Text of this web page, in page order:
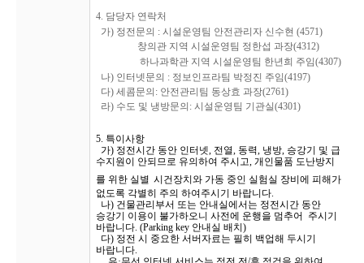
4. 담당자 연락처
가) 정전문의 : 시설운영팀 안전관리자 신수현 (4571)
창의관 지역 시설운영팀 정한섭 과장(4312)
하나과학관 지역 시설운영팀 한년희 주임(4307)
나) 인터넷문의 : 정보인프라팀 박정진 주임(4197)
다) 세콤문의 : 안전관리팀 동상효 과장(2761)
라) 수도 및 냉방문의 : 시설운영팀 기관실 (4301)
5. 특이사항
가) 정전시간 동안 인터넷, 전열, 동력, 냉방, 승강기 및 급
수지원이 안되므로 유의하여 주시고, 개인물품 도난방지
를 위한 실별 시건장치와 가동 중인 실험실 장비에 피해가
없도록 각별히 주의 하여주시기 바랍니다.
나) 건물관리부서 또는 안내실에서는 정전시간 동안
승강기 이용이 불가하오니 사전에 운행을 멈추어
주시기
바랍니다. (Parking key 안내실 배치 )
다) 정전 시 중요한 서버자료는 필히 백업해 두시기
바랍니다.